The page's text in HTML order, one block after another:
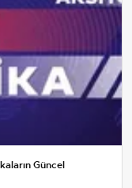
Güncel